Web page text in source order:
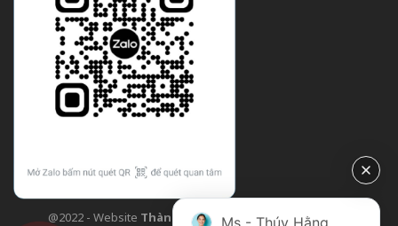
@2022 - Website Thành Công Flower| Design bởi
Ms - Thúy Hằng